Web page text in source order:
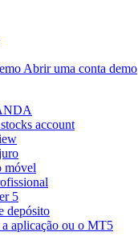
Abrir uma conta demo
account
móvel
5
depósito
aplicação ou o MT5